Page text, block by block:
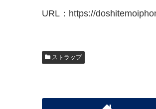
URL：https://
ストラップ